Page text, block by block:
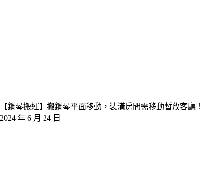
【鋼琴搬運】搬鋼琴平面移動，裝潢房間需移動暫放客廳！
2024 年 6 月 24 日